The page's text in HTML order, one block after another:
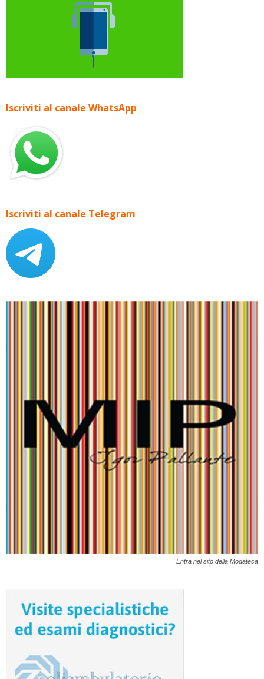
Iscriviti al canale WhatsApp
Iscriviti al canale Telegram
Entra nel sito della Modateca